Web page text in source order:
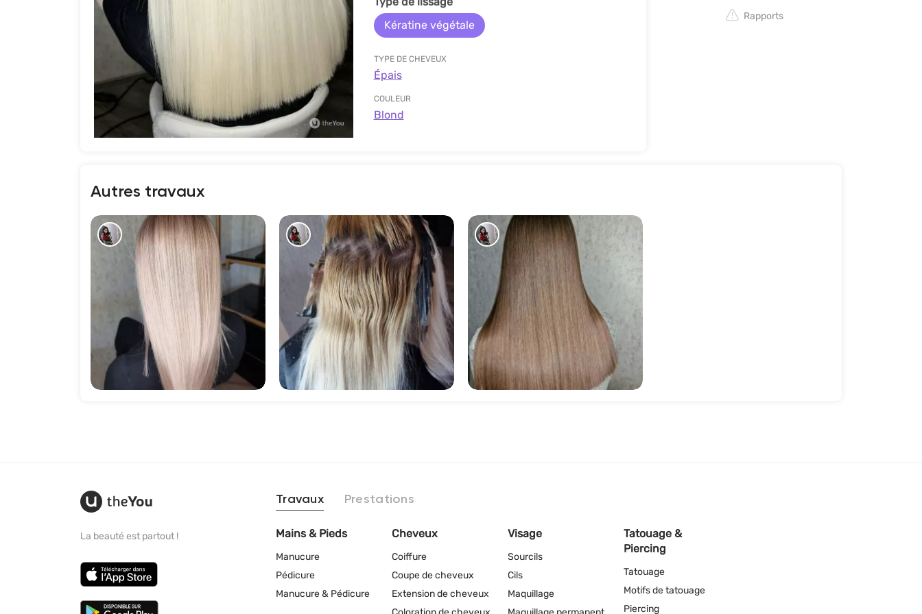
Kératine végétale
TYPE DE CHEVEUX
Épais
COULEUR
Blond
Rapports
Autres travaux
742 1197
La beauté est partout !
Travaux Prestations
Mains & Pieds
Manucure
Pédicure
Manucure & Pédicure
Cheveux
Coiffure
Coupe de cheveux
Extension de cheveux
Visage
Sourcils
Cils
Maquillage
Tatouage &
Piercing
Tatouage
Motifs de tatouage
Piercing